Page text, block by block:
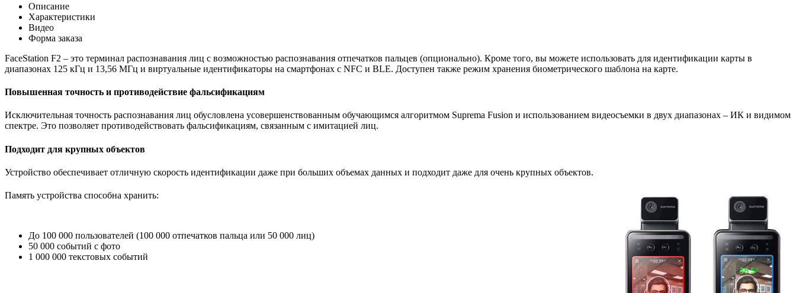
Описание
Характеристики
Видео
Форма заказа
FaceStation F2 – это терминал распознавания лиц с возможностью распознавания отпечатков пальцев (опционально). Кроме того, вы можете использовать для идентификации карты в
диапазонах 125 кГц и 13,56 МГц и виртуальные идентификаторы на смартфонах с NFC и BLE. Доступен также режим хранения биометрического шаблона на карте.
Повышенная точность и противодействие фальсификациям
Исключительная точность распознавания лиц обусловлена усовершенствованным обучающимся алгоритмом Suprema Fusion и использованием видеосъемки в двух диапазонах – ИК и видимом
спектре. Это позволяет противодействовать фальсификациям, связанным с имитацией лиц.
Подходит для крупных объектов
Устройство обеспечивает отличную скорость идентификации даже при больших объемах данных и подходит даже для очень крупных объектов.
Память устройства способна хранить:
До 100 000 пользователей (100 000 отпечатков пальца или 50 000 лиц)
50 000 событий с фото
1 000 000 текстовых событий